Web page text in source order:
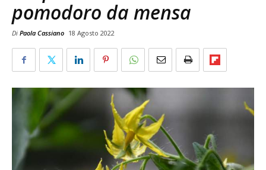
pomodoro da mensa
Di Paola Cassiano 18 Agosto 2022